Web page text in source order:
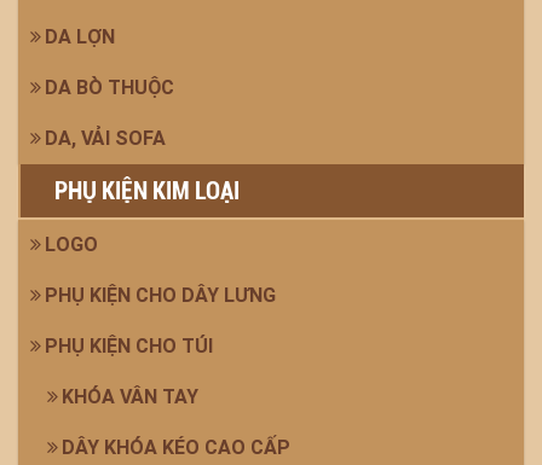
DA LỢN
DA BÒ THUỘC
DA, VẢI SOFA
PHỤ KIỆN KIM LOẠI
LOGO
PHỤ KIỆN CHO DÂY LƯNG
PHỤ KIỆN CHO TÚI
KHÓA VÂN TAY
DÂY KHÓA KÉO CAO CẤP